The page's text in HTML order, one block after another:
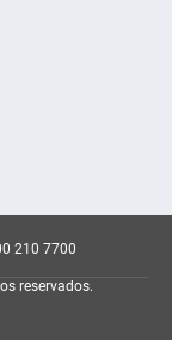
210 7700
reservados.